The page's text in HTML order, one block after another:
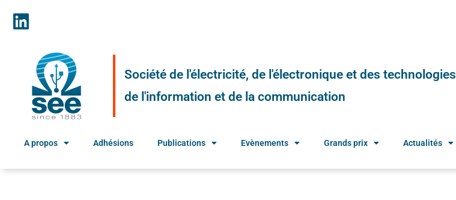
Société de l'électricité, de l'électronique et des technologies
de l'information et de la communication
A propos Adhésions Publications Evènements Grands prix Actualités